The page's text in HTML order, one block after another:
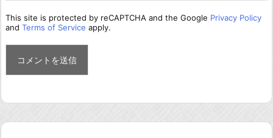
This site is protected by reCAPTCHA and the Google Privacy Policy
and Terms of Service apply.